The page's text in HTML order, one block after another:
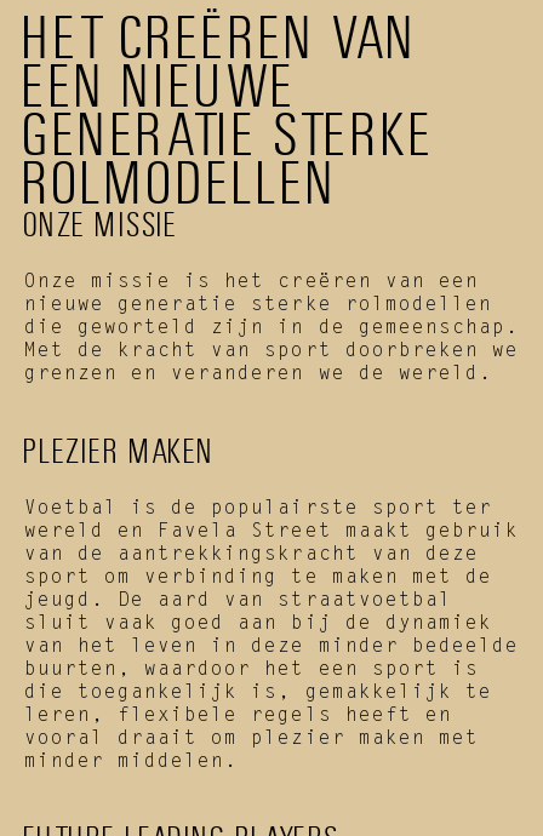
HET CREËREN VAN
EEN NIEUWE
GENERATIE STERKE
ROLMODELLEN
ONZE MISSIE
Onze missie is het creëren van een
nieuwe generatie sterke rolmodellen
die geworteld zijn in de gemeenschap.
Met de kracht van sport doorbreken we
grenzen en veranderen we de wereld.
PLEZIER MAKEN
Voetbal is de populairste sport ter
wereld en Favela Street maakt gebruik
van de aantrekkingskracht van deze
sport om verbinding te maken met de
jeugd. De aard van straatvoetbal
sluit vaak goed aan bij de dynamiek
van het leven in deze minder bedeelde
buurten, waardoor het een sport is
die toegankelijk is, gemakkelijk te
leren, flexibele regels heeft en
vooral draait om plezier maken met
minder middelen.